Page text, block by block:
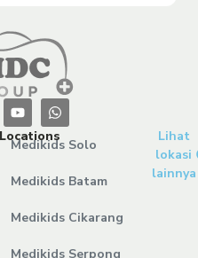
Locations
Medikids Solo
Medikids Batam
Medikids Cikarang
Medikids Serpong
Lihat
lokasi
lainnya